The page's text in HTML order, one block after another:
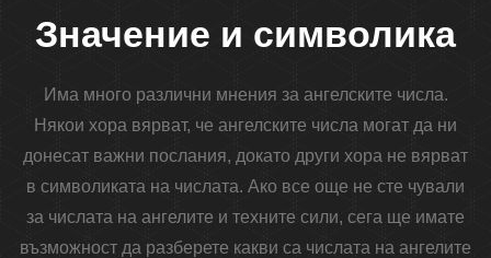
Значение и символика
Има много различни мнения за ангелските числа.
Някои хора вярват, че ангелските числа могат да ни
донесат важни послания, докато други хора не вярват
в символиката на числата. Ако все още не сте чували
за числата на ангелите и техните сили, сега ще имате
възможност да разберете какви са числата на ангелите